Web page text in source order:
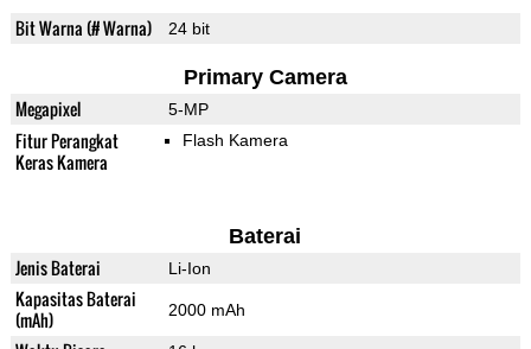
Bit Warna (# Warna) 24 bit
Primary Camera
Megapixel 5-MP
Fitur Perangkat
Keras Kamera
Flash Kamera
Baterai
Jenis Baterai Li-Ion
Kapasitas Baterai
(mAh)
2000 mAh